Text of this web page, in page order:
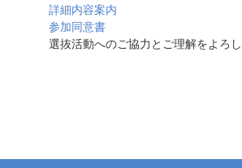
詳細内容案内
参加同意書
選抜活動へのご協力とご理解をよろし